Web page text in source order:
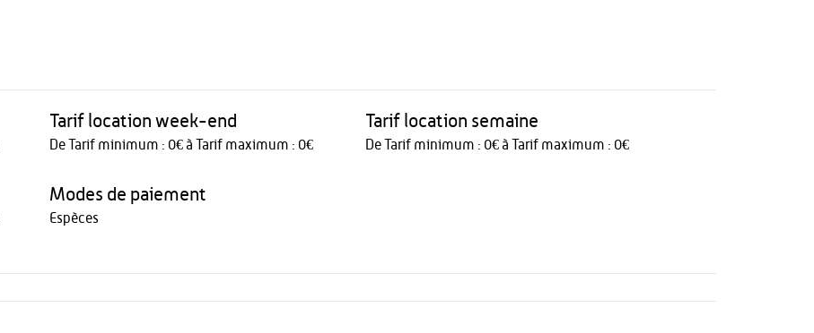
Tarif location week-end
De Tarif minimum : 0€ à Tarif maximum : 0€
Tarif location semaine
De Tarif minimum : 0€ à Tarif maximum : 0€
Modes de paiement
Espèces